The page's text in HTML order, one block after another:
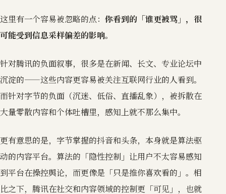
这里有一个容易被忽略的点： 你看到的「谁更被骂」，很
可能受到信息采样偏差的影响。
针对腾讯的负面叙事，很多是在新闻、长文、专业论坛中
沉淀的——这些内容更容易被关注互联网行业的人看到。
而针对字节的负面（沉迷、低俗、直播乱象），被拆散在
大量零散内容和个体吐槽里，感知上就不那么集中。
更有意思的是，字节掌握的抖音和头条，本身就是算法驱
动的内容平台。算法的「隐性控制」让用户不太容易感知
到平台在操控舆论，而更像是「只是推你喜欢看的」。相
比之下，腾讯在社交和内容领域的控制更「可见」，也就